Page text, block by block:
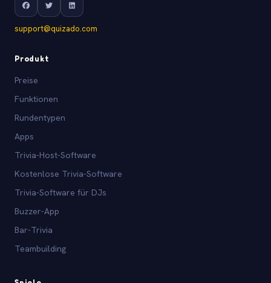
support@quizado.com
Produkt
Preise
Funktionen
Rundentypen
Apps
Trivia-Host-Software
Kostenlose Trivia-Software
Trivia-Software für DJs
Buzzer-App
Bar-Trivia
Teambuilding